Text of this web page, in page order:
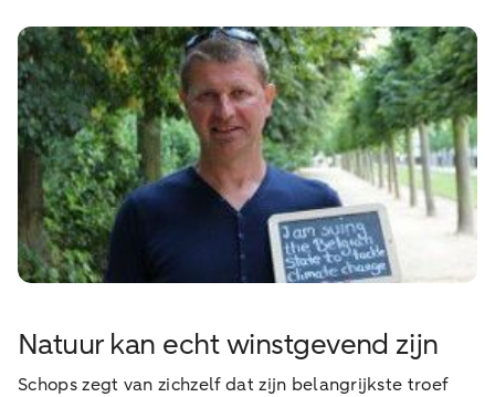
Natuur kan echt winstgevend zijn
Schops zegt van zichzelf dat zijn belangrijkste troef